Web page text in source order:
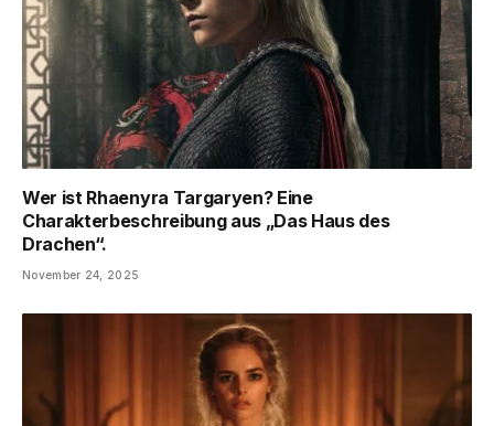
Wer ist Rhaenyra Targaryen? Eine
Charakterbeschreibung aus „Das Haus des
Drachen“.
November 24, 2025